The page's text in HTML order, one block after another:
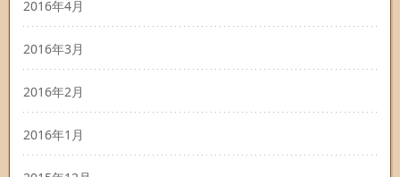
2016年4月
2016年3月
2016年2月
2016年1月